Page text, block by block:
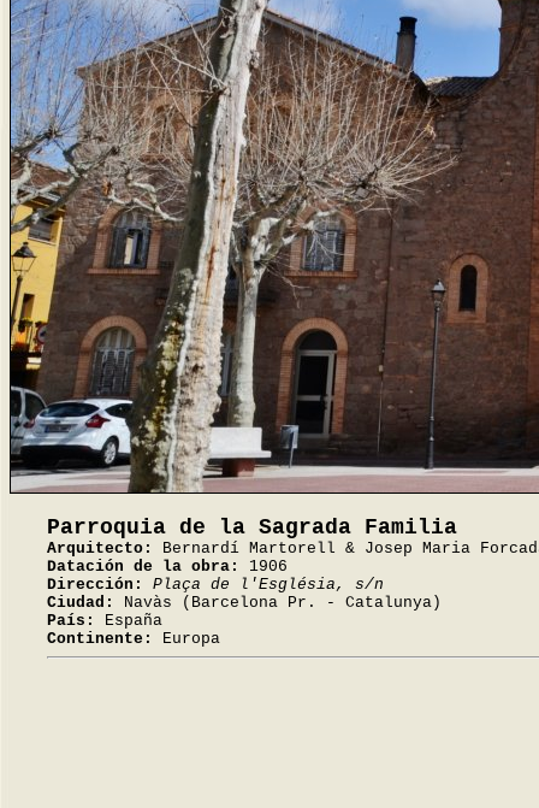
Parroquia de la Sagrada Familia
Arquitecto:
Bernardí Martorell & Josep Maria
Datación de la obra:
1906
Dirección:
Plaça de l'Església, s/n
Ciudad:
Navàs (Barcelona Pr. - Catalunya)
País:
España
Continente:
Europa